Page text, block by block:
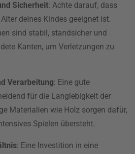
Sicherheit: Achte darauf, dass
deines Kindes geeignet ist.
sind stabil, standsicher und
Kanten, um Verletzungen zu
Verarbeitung: Eine gute
für die Langlebigkeit der
Materialien wie Holz sorgen dafür,
Spielen übersteht.
: Eine Investition in eine